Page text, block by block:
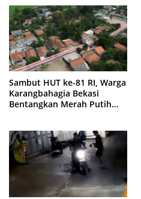
Sambut HUT ke-81 RI, Warga
Karangbahagia Bekasi
Bentangkan Merah Putih